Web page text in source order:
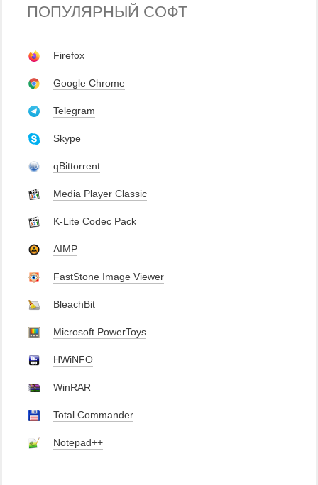
ПОПУЛЯРНЫЙ СОФТ
Firefox
Google Chrome
Telegram
Skype
qBittorrent
Media Player Classic
K-Lite Codec Pack
AIMP
FastStone Image Viewer
BleachBit
Microsoft PowerToys
HWiNFO
WinRAR
Total Commander
Notepad++